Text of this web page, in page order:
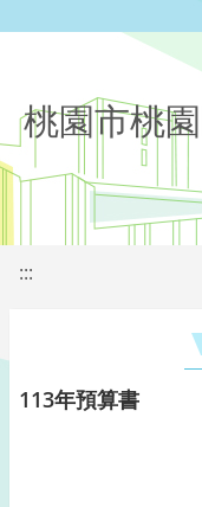
桃園市桃
:::
113年預算書